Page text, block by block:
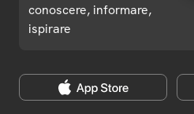
conoscere, informare,
ispirare